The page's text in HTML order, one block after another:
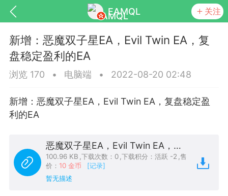
EAMQL 关注
匿名树洞 发起挑战
Lv.9 神隐会员 靓号
EA+
电脑端 趋势
狼行黄金一次一单1.1你们期待的一
新增：恶魔双子星EA，Evil Twin EA，复
盘稳定盈利的EA
浏览 170 • 电脑端 • 2022-08-20 02:48
新增：恶魔双子星EA，Evil Twin EA，复盘稳定盈
利的EA
恶魔双子星EA，Evil Twin EA，复盘稳定盈利的EA.zip
100.96 KB ,下载次数：0 ,下载积分：活跃 -2 ,售
价： 10 金币
[记录]
暂无描述